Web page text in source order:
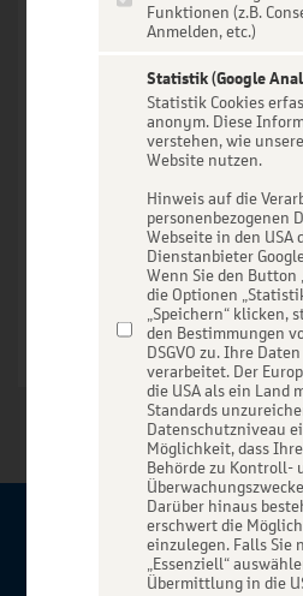
Zur Startseite
Über BBBank-Entertain
Funktionen (z.B.
Anmelden, etc.)
Statistik (Google
Statistik Cookies
anonym. Diese
verstehen, wie
Website nutzen.
Hinweis auf die
personenbezogenen
Webseite in den USA
Dienstanbieter
Wenn Sie den Button
die Optionen
„Speichern“ klicken,
den Bestimmungen
DSGVO zu. Ihre
verarbeitet. Der
die USA als ein Land
Standards
Datenschutzniveau
Möglichkeit, dass
Behörde zu Kontroll-
Darüber hinaus
erschwert die
einzulegen. Falls Sie
„Essenziell“
Übermittlung in die